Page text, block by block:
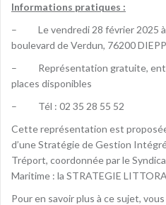
Informations pratiques :
– Le vendredi 28 février 2025 à
boulevard de Verdun, 76200
– Représentation gratuite,
places disponibles
– Tél : 02 35 28 55 52
Cette représentation est
d’une Stratégie de Gestion
Tréport, coordonnée par le
Maritime : la STRATEGIE
Pour en savoir plus à ce sujet,